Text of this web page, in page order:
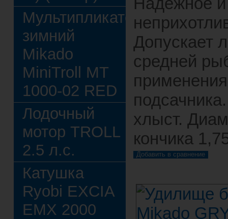
Мультипликатор
зимний
Mikado
MiniTroll MT
1000-02 RED
Лодочный
мотор TROLL
2.5 л.с.
Катушка
Ryobi EXCIA
EMX 2000
Допускает
средней
применения
хлыст.
кончика